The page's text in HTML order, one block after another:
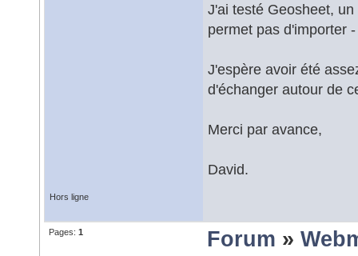
J'ai testé Geosheet,
permet pas d'importer
J'espère avoir été
d'échanger autour de
Merci par avance,
David.
Hors ligne
Pages: 1 Forum »